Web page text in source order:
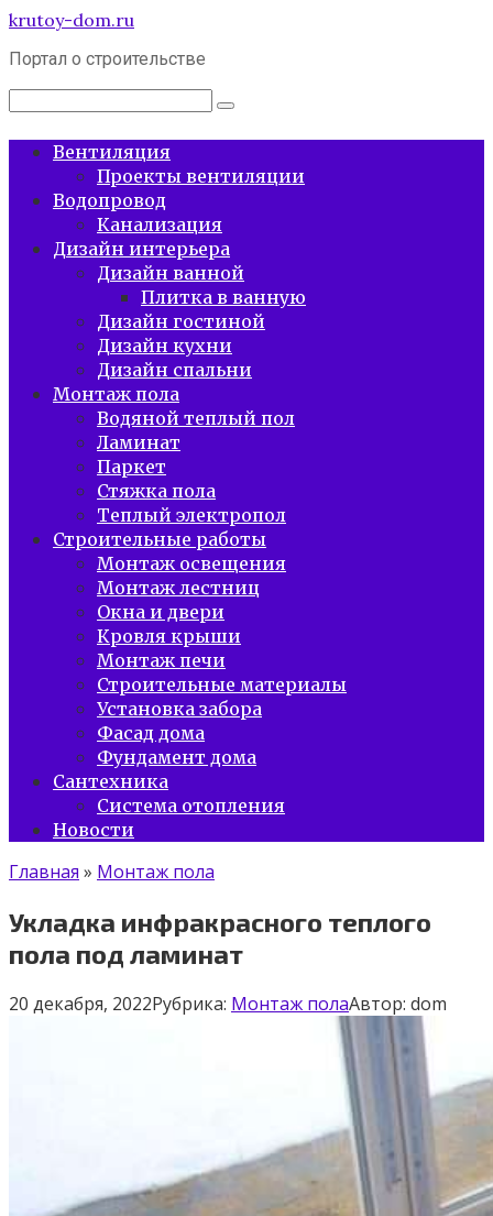
Перейти
контенту
krutoy-dom.ru
Портал о строительстве
Поиск:
Вентиляция
Проекты вентиляции
Водопровод
Канализация
Дизайн интерьера
Дизайн ванной
Плитка в ванную
Дизайн гостиной
Дизайн кухни
Дизайн спальни
Монтаж пола
Водяной теплый пол
Ламинат
Паркет
Стяжка пола
Теплый электропол
Строительные работы
Монтаж освещения
Монтаж лестниц
Окна и двери
Кровля крыши
Монтаж печи
Строительные материалы
Установка забора
Фасад дома
Фундамент дома
Сантехника
Система отопления
Новости
Главная » Монтаж пола
Укладка инфракрасного теплого
пола под ламинат
20 декабря, 2022Рубрика: Монтаж полаАвтор: dom